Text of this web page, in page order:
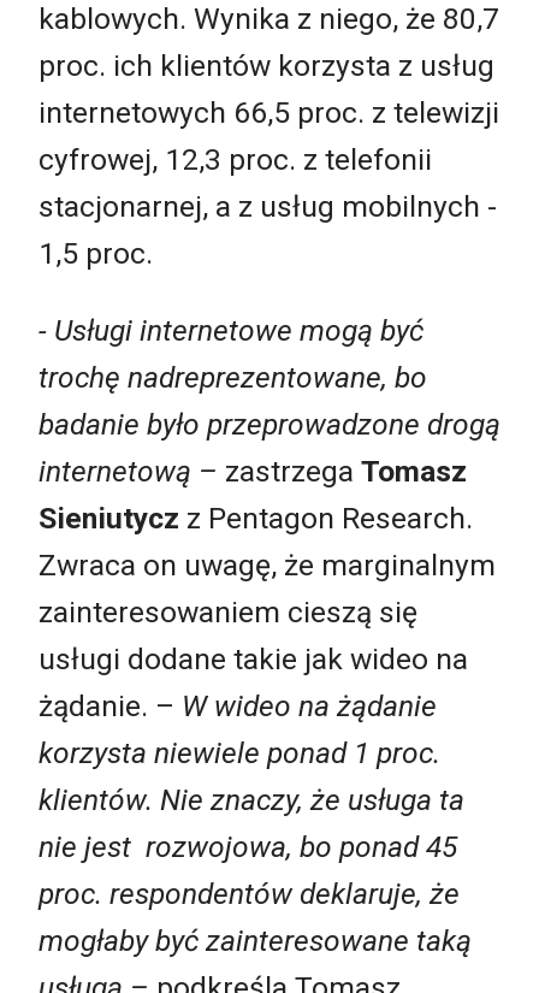
kablowych. Wynika z niego, że 80,7
proc. ich klientów korzysta z usług
internetowych 66,5 proc. z telewizji
cyfrowej, 12,3 proc. z telefonii
stacjonarnej, a z usług mobilnych -
1,5 proc.
- Usługi internetowe mogą być
trochę nadreprezentowane, bo
badanie było przeprowadzone drogą
internetową – zastrzega Tomasz
Sieniutycz z Pentagon Research.
Zwraca on uwagę, że marginalnym
zainteresowaniem cieszą się
usługi dodane takie jak wideo na
żądanie. – W wideo na żądanie
korzysta niewiele ponad 1 proc.
klientów. Nie znaczy, że usługa ta
nie jest rozwojowa, bo ponad 45
proc. respondentów deklaruje, że
mogłaby być zainteresowane taką